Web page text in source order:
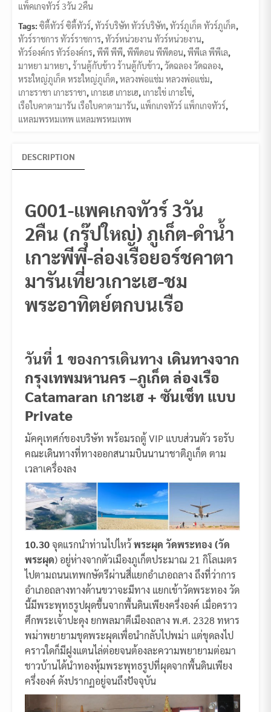
แพ็คเกจทัวร์ 3วัน 2คืน
Tags: ซิตี้ทัวร์ ซิตี้ทัวร์,ทัวร์บริษัท ทัวร์บริษัท,ทัวร์ภูเก็ต ทัวร์ภูเก็ต,
ทัวร์ราชการ ทัวร์ราชการ,ทัวร์หน่วยงาน ทัวร์หน่วยงาน,
ทัวร์องค์กร ทัวร์องค์กร,พีพี พีพี,พีพีดอน พีพีดอน,พีพีเล พีพีเล,
มาหยา มาหยา,ร้านตู้กับข้าว ร้านตู้กับข้าว,วัดฉลอง วัดฉลอง,
หระใหญ่ภูเก็ต หระใหญ่ภูเก็ต,หลวงพ่อแช่ม หลวงพ่อแช่ม,
เกาะราชา เกาะราชา, เกาะเฮ เกาะเฮ, เกาะใข่ เกาะใข่,
เรือใบคาตามารัน เรือใบคาตามารัน, แพ็กเกจทัวร์ แพ็กเกจทัวร์,
แหลมพรหมเทพ แหลมพรหมเทพ
DESCRIPTION
G001-แพคเกจทัวร์ 3วัน
2คืน (กรุ๊ปใหญ่) ภูเก็ต-ดำน้ำ
เกาะพีพี-ล่องเรือยอร์ชคาตา
มารันเที่ยวเกาะเฮ-ชม
พระอาทิตย์ตกบนเรือ
วันที่ 1 ของการเดินทาง เดินทางจาก
กรุงเทพมหานคร –ภูเก็ต ล่องเรือ
Catamaran เกาะเฮ + ซันเซ็ท แบบ
Private
มัคคุเทศก์ของบริษัท พร้อมรถตู้ VIP แบบส่วนตัว รอรับ
คณะเดินทางที่ทางออกสนามบินนานาชาติภูเก็ต ตาม
เวลาเครื่องลง
10.30จุดแรกนำท่านไปไหว้ พระผุด วัดพระทอง (วัด
พระผุด) อยู่ห่างจากตัวเมืองภูเก็ตประมาณ 21 กิโลเมตร
ไปตามถนนเทพกษัตรีผ่านสี่แยกอำเภอถลาง ถึงที่ว่าการ
อำเภอถลางทางด้านขวาจะมีทาง แยกเข้าวัดพระทอง วัด
นี้มีพระพุทธรูปผุดขึ้นจากพื้นดินเพียงครึ่งองค์ เมื่อคราว
ศึกพระเจ้าปะดุง ยกพลมาตีเมืองถลาง พ.ศ. 2328 ทหาร
พม่าพยายามขุดพระผุดเพื่อนำกลับไปพม่า แต่ขุดลงไป
คราวใดก็มีฝูงแตนไล่ต่อยจนต้องละความพยายามต่อมา
ชาวบ้านได้นำทองหุ้มพระพุทธรูปที่ผุดจากพื้นดินเพียง
ครึ่งองค์ ดังปรากฏอยู่จนถึงปัจจุบัน